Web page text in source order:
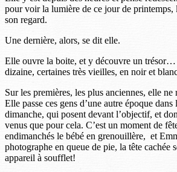
pour voir la lumière de ce jour de printemps,
son regard.
Une dernière, alors, se dit elle.
Elle ouvre la boite, et y découvre un trésor…
dizaine, certaines très vieilles, en noir et
Sur les premières, les plus anciennes, elle
Elle passe ces gens d’une autre époque
dimanche, qui posent devant l’objectif, et
venus que pour cela. C’est un moment de
endimanchés le bébé en grenouillère, et
photographe en queue de pie, la tête cachée
appareil à soufflet!